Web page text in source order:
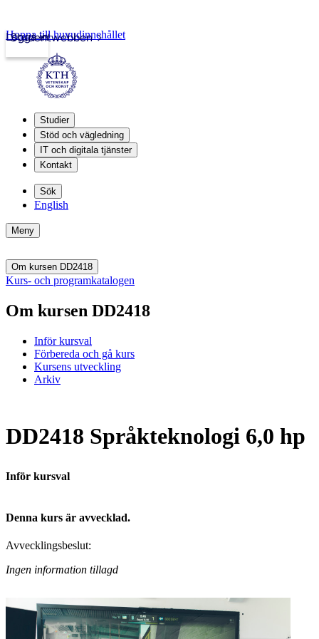
Studentwebben
Logga in
Hoppa till huvudinnehållet
Studier
Stöd och vägledning
IT och digitala tjänster
Kontakt
Sök
English
Meny
Om kursen DD2418
Kurs- och programkatalogen
Om kursen DD2418
Inför kursval
Förbereda och gå kurs
Kursens utveckling
Arkiv
DD2418 Språkteknologi 6,0 hp
Inför kursval
Denna kurs är avvecklad.
Avvecklingsbeslut:
Ingen information tillagd